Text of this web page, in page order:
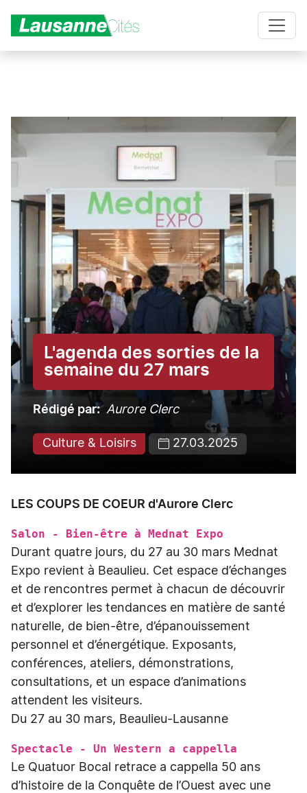
L'agenda des sorties de la
semaine du 27 mars
Rédigé par Aurore Clerc
Culture & Loisirs 27.03.2025
LES COUPS DE COEUR d'Aurore Clerc
Salon - Bien-être à Mednat Expo
Durant quatre jours, du 27 au 30 mars Mednat
Expo revient à Beaulieu. Cet espace d’échanges
et de rencontres permet à chacun de découvrir
et d’explorer les tendances en matière de santé
naturelle, de bien-être, d’épanouissement
personnel et d’énergétique. Exposants,
conférences, ateliers, démonstrations,
consultations, et un espace d’animations
attendent les visiteurs.
Du 27 au 30 mars, Beaulieu-Lausanne
Spectacle - Un Western a cappella
Le Quatuor Bocal retrace a cappella 50 ans
d’histoire de la Conquête de l’Ouest avec une